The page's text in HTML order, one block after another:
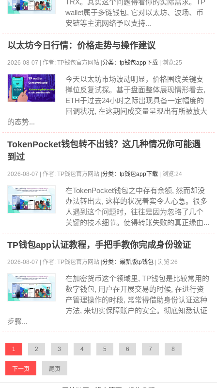
TRX。其实这个问题得看你的实际需求。TP
wallet属于多链钱包, 它对以太坊、波场、币
安链等主流网络予以支持...
以太坊今日行情：价格走势与操作建议
2026-08-07 | 作者: TP钱包官方网站 | 分类：tp钱包app下载 | 浏览:25
今天以太坊市场波动明显，价格围绕关键支
撑位反复试探。基于盘面整体展现情形看去,
ETH于过去24小时之际出现具备一定幅度的
回调状况, 在这期间成交量呈现出有所被放大
的态势...
TokenPocket钱包转不出钱？这几种情况你可能遇
到过
2026-08-07 | 作者: TP钱包官方网站 | 分类：tp钱包app下载 | 浏览:24
在TokenPocket钱包之中存有余额, 然而却没
办法转出去, 这样的状况着实令人心急。很多
人遇到这个问题时，往往是因为忽略了几个
关键的技术细节。使得转账失败的真正缘由...
TP钱包app认证教程，手把手教你完成身份验证
2026-08-07 | 作者: TP钱包官方网站 | 分类：最新版tp钱包 | 浏览:26
在加密货币这个领域里, TP钱包是比较常用的
数字钱包, 用户在开展交易的时候, 在进行资
产管理操作的时段, 常常得借助身份认证这种
方法, 来切实保障账户的安全。彻底知悉认证
步骤...
1 2 3 4 5 6 7 8
下一页 尾页